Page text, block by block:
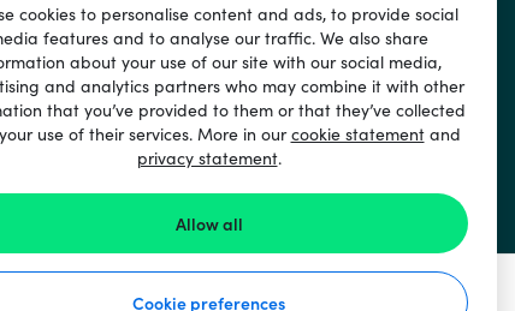
cookies to personalise content and ads, to provide social
features and to analyse our traffic. We also share
about your use of our site with our social media,
and analytics partners who may combine it with other
that you’ve provided to them or that they’ve collected
use of their services. More in ourcookie statementand
privacy statement.
Allow all
Cookie preferences